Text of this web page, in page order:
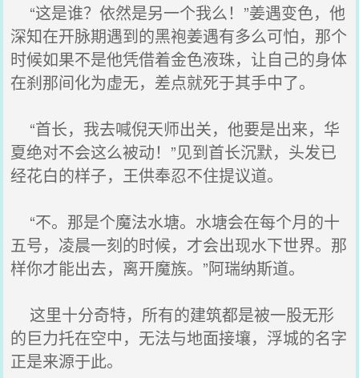
“这是谁？依然是另一个我么！”姜遇变色，他
深知在开脉期遇到的黑袍姜遇有多么可怕，那个
时候如果不是他凭借着金色液珠，让自己的身体
在刹那间化为虚无，差点就死于其手中了。
“首长，我去喊倪天师出关，他要是出来，华
夏绝对不会这么被动！”见到首长沉默，头发已
经花白的样子，王供奉忍不住提议道。
“不。那是个魔法水塘。水塘会在每个月的十
五号，凌晨一刻的时候，才会出现水下世界。那
样你才能出去，离开魔族。”阿瑞纳斯道。
这里十分奇特，所有的建筑都是被一股无形
的巨力托在空中，无法与地面接壤，浮城的名字
正是来源于此。